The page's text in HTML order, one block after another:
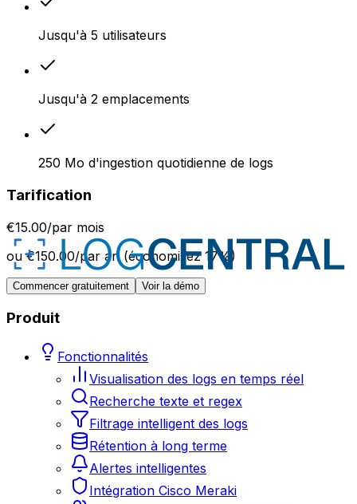
Jusqu'à 5 utilisateurs
Jusqu'à 2 emplacements
250 Mo d'ingestion quotidienne de logs
Tarification
€15.00/par mois
ou€150.00/par an (économisez 17%)
Commencer gratuitement Voir la démo
Produit
Fonctionnalités
Visualisation des logs en temps réel
Recherche texte et regex
Filtrage intelligent des logs
Rétention à long terme
Alertes intelligentes
Intégration Cisco Meraki